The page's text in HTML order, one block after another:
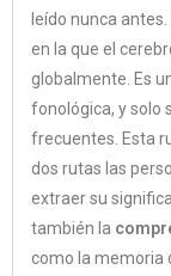
leído nunca
en la que el
globalmente. Es
fonológica, y solo
frecuentes. Esta
dos rutas las
extraer su
también la
como la memoria